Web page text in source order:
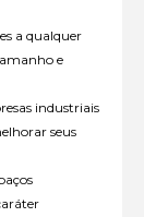
a qualquer
e
industriais
seus